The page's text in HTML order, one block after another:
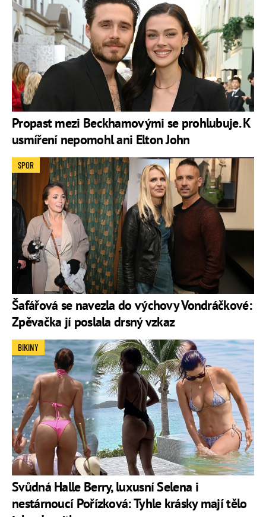
Propast mezi Beckhamovými se prohlubuje. K
usmíření nepomohl ani Elton John
Šafářová se navezla do výchovy Vondráčkové:
Zpěvačka jí poslala drsný vzkaz
SPOR
Svůdná Halle Berry, luxusní Selena i
nestárnoucí Pořízková: Tyhle krásky mají tělo
BIKINY